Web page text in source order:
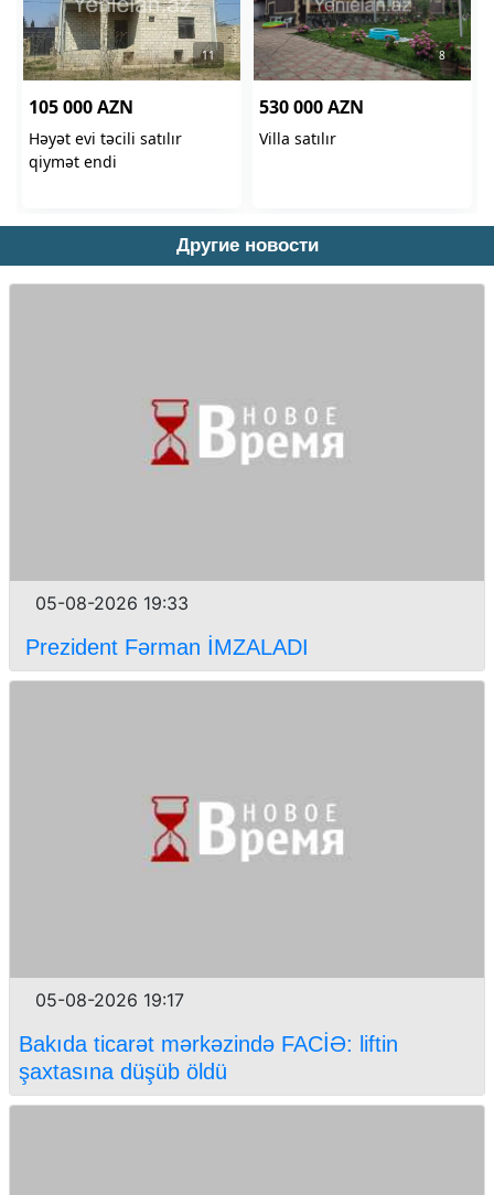
Другие новости
05-08-2026 19:33
Prezident Fərman İMZALADI
05-08-2026 19:17
Bakıda ticarət mərkəzində FACİƏ: liftin
şaxtasına düşüb öldü